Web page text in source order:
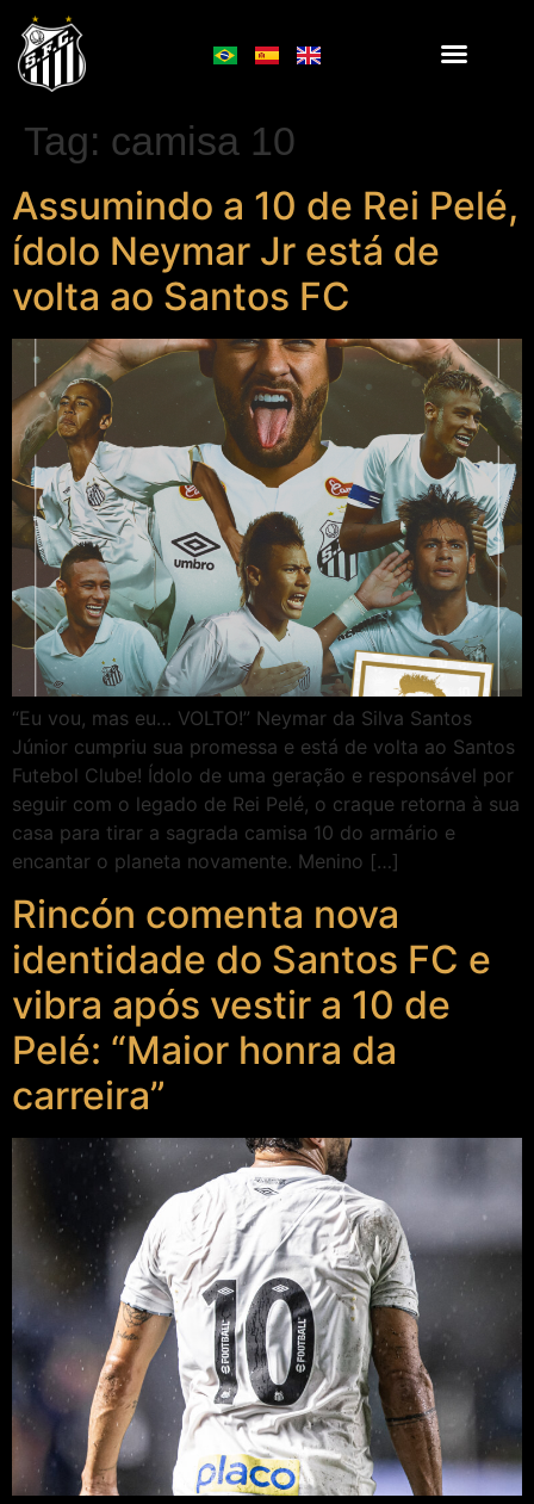
Tag: camisa 10
Assumindo a 10 de Rei Pelé,
ídolo Neymar Jr está de
volta ao Santos FC
“Eu vou, mas eu… VOLTO!” Neymar da Silva Santos
Júnior cumpriu sua promessa e está de volta ao Santos
Futebol Clube! Ídolo de uma geração e responsável por
seguir com o legado de Rei Pelé, o craque retorna à sua
casa para tirar a sagrada camisa 10 do armário e
encantar o planeta novamente. Menino […]
Rincón comenta nova
identidade do Santos FC e
vibra após vestir a 10 de
Pelé: “Maior honra da
carreira”